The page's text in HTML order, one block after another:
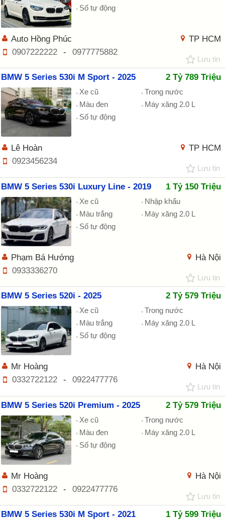
Số tự động
TP HCM
Auto Hồng Phúc
0907222222
- 0977775882
Lưu tin
BMW 5 Series 530i M Sport - 2025 2 Tỷ 789 Triệu
Xe cũ
Trong nước
Màu đen
Máy xăng 2.0 L
Số tự động
TP HCM
Lê Hoàn
0923456234
Lưu tin
BMW 5 Series 530i Luxury Line - 2019 1 Tỷ 150 Triệu
Xe cũ
Nhập khẩu
Màu trắng
Máy xăng 2.0 L
Số tự động
Hà Nội
Phạm Bá Hướng
0933336270
Lưu tin
BMW 5 Series 520i - 2025 2 Tỷ 579 Triệu
Xe cũ
Trong nước
Màu trắng
Máy xăng 2.0 L
Số tự động
Hà Nội
Mr Hoàng
0332722122
- 0922477776
Lưu tin
BMW 5 Series 520i Premium - 2025 2 Tỷ 579 Triệu
Xe cũ
Trong nước
Màu đen
Máy xăng 2.0 L
Số tự động
Hà Nội
Mr Hoàng
0332722122
- 0922477776
Lưu tin
BMW 5 Series 530i M Sport - 2021 1 Tỷ 599 Triệu